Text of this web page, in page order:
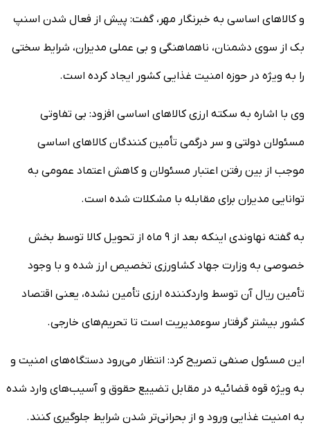
و کالاهای اساسی به خبرنگار مهر، گفت: پیش از فعال شدن اسنپ
بک از سوی دشمنان، ناهماهنگی و بی عملی مدیران، شرایط سختی
را به ویژه در حوزه امنیت غذایی کشور ایجاد کرده است.
وی با اشاره به سکته ارزی کالاهای اساسی افزود: بی تفاوتی
مسئولان دولتی و سر درگمی تأمین کنندگان کالاهای اساسی
موجب از بین رفتن اعتبار مسئولان و کاهش اعتماد عمومی به
توانایی مدیران برای مقابله با مشکلات شده است.
به گفته نهاوندی اینکه بعد از ۹ ماه از تحویل کالا توسط بخش
خصوصی به وزارت جهاد کشاورزی تخصیص ارز شده و با وجود
تأمین ریال آن توسط واردکننده ارزی تأمین نشده، یعنی اقتصاد
کشور بیشتر گرفتار سوءمدیریت است تا تحریم‌های خارجی.
این مسئول صنفی تصریح کرد: انتظار می‌رود دستگاه‌های امنیت و
به ویژه قوه قضائیه در مقابل تضییع حقوق و آسیب‌های وارد شده
به امنیت غذایی ورود و از بحرانی‌تر شدن شرایط جلوگیری کنند.